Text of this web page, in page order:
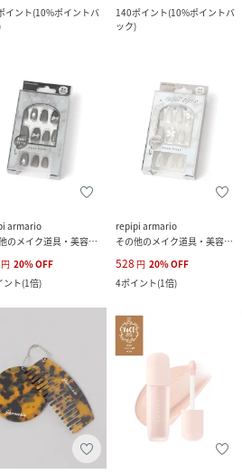
イント(10%ポイントバ
140ポイント(10%ポイントバ
ック)
armario
その他のメイク道具・美容器具
円 20%OFF
ント(1倍)
repipi armario
その他のメイク道具・美容器具
528 円 20%OFF
4ポイント(1倍)